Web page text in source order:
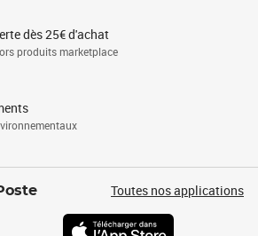
dès 25€ d'achat
produits marketplace
Toutes nos applications